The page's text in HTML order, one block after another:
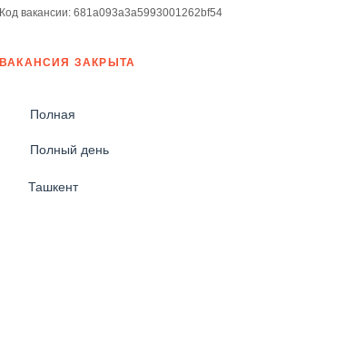
Код вакансии: 681a093a3a5993001262bf54
ВАКАНСИЯ ЗАКРЫТА
Полная
Полный день
Ташкент